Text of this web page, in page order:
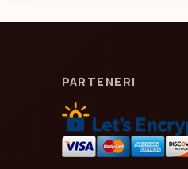
PARTENERI